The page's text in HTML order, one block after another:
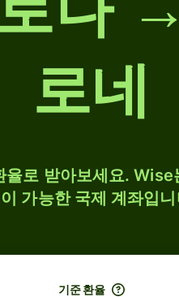
로네
로 받아보세요. Wise
가능한 국제 계좌입
기준 환율